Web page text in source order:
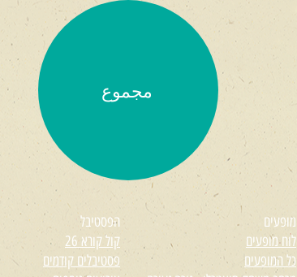
مجموع
מופעים
לוח מופעים
כל המופעים
הפסטיבל
קול קורא 26
פסטיבלים קודמים